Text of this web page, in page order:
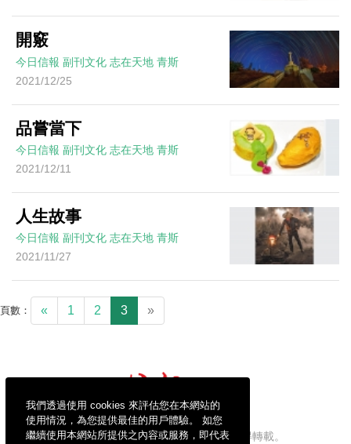
我們透過使用 cookies 來評估您在本網站的
使用情況，為您提供最佳的用戶體驗。 如您
繼續使用本網站所提供之內容或服務，即代表
開竅
今日信報 副刊文化 志在天地 青斯
2021/12/25
品嘗當下
今日信報 副刊文化 志在天地 青斯
2021/12/11
人生故事
今日信報 副刊文化 志在天地 青斯
2021/11/27
頁數： « 1 2 3 »
信報財經新聞有限公司版權所有，不得轉載。